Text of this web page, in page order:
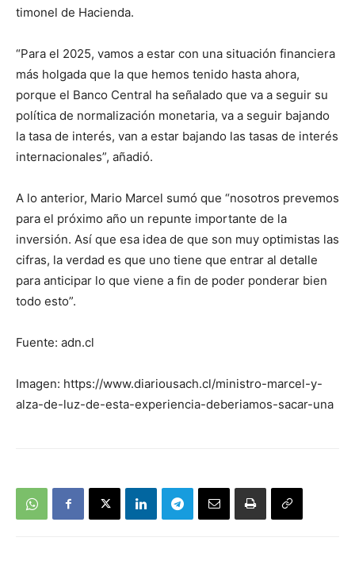
timonel de Hacienda.
“Para el 2025, vamos a estar con una situación financiera
más holgada que la que hemos tenido hasta ahora,
porque el Banco Central ha señalado que va a seguir su
política de normalización monetaria, va a seguir bajando
la tasa de interés, van a estar bajando las tasas de interés
internacionales”, añadió.
A lo anterior, Mario Marcel sumó que “nosotros prevemos
para el próximo año un repunte importante de la
inversión. Así que esa idea de que son muy optimistas las
cifras, la verdad es que uno tiene que entrar al detalle
para anticipar lo que viene a fin de poder ponderar bien
todo esto”.
Fuente: adn.cl
Imagen: https://www.diariousach.cl/ministro-marcel-y-
alza-de-luz-de-esta-experiencia-deberiamos-sacar-una